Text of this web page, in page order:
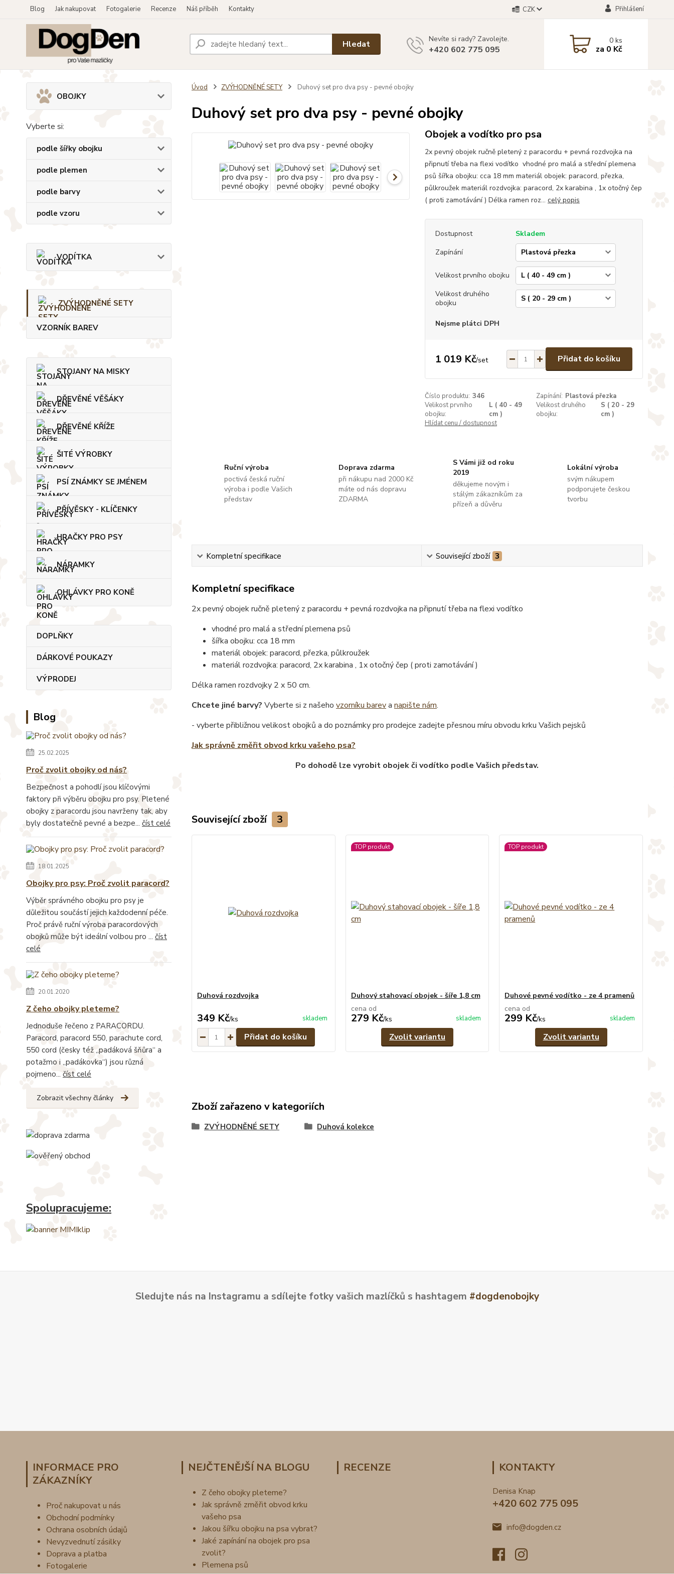
Blog Jak nakupovat Fotogalerie Recenze Náš příběh Kontakty CZK Přihlášení
Hledat Nevíte si rady? Zavolejte.
+420 602 775 095
0ks
za 0 Kč
OBOJKY
Vyberte si:
podle šířky obojku
podle plemen
podle barvy
podle vzoru
VODÍTKA
ZVÝHODNĚNÉ SETY
VZORNÍK BAREV
STOJANY NA MISKY
DŘEVĚNÉ VĚŠÁKY
DŘEVĚNÉ KŘÍŽE
ŠITÉ VÝROBKY
PSÍ ZNÁMKY SE JMÉNEM
PŘÍVĚSKY - KLÍČENKY
HRAČKY PRO PSY
NÁRAMKY
OHLÁVKY PRO KONĚ
DOPLŇKY
DÁRKOVÉ POUKAZY
VÝPRODEJ
Blog
25.02.2025
Proč zvolit obojky od nás?
Bezpečnost a pohodlí jsou klíčovými
faktory při výběru obojku pro psy. Pletené
obojky z paracordu jsou navrženy tak, aby
byly dostatečně pevné a bezpe... číst celé
18.01.2025
Obojky pro psy: Proč zvolit paracord?
Výběr správného obojku pro psy je
důležitou součástí jejich každodenní péče.
Proč právě ruční výroba paracordových
obojků může být ideální volbou pro ... číst
celé
20.01.2020
Z čeho obojky pleteme?
Jednoduše řečeno z PARACORDU.
Paracord, paracord 550, parachute cord,
550 cord (česky též „padáková šňůra“ a
potažmo i „padákovka“) jsou různá
pojmeno... číst celé
Zobrazit všechny články
Spolupracujeme:
Úvod ZVÝHODNĚNÉ SETY Duhový set pro dva psy - pevné obojky
Duhový set pro dva psy - pevné obojky
Obojek a vodítko pro psa
2x pevný obojek ručně pletený z paracordu + pevná rozdvojka na
připnutí třeba na flexi vodítko vhodné pro malá a střední plemena
psů šířka obojku: cca 18 mm materiál obojek: paracord, přezka,
půlkroužek materiál rozdvojka: paracord, 2x karabina , 1x otočný čep
( proti zamotávání ) Délka ramen roz... celý popis
Dostupnost
Skladem
Zapínání
Velikost prvního obojku
Velikost druhého
obojku
Nejsme plátci DPH
1 019 Kč/set Přidat do košíku
Číslo produktu: 346 Zapínání: Plastová přezka
Velikost prvního
obojku:
L ( 40 - 49
cm )
Velikost druhého
obojku:
S ( 20 - 29
cm )
Hlídat cenu / dostupnost
Ruční výroba
poctivá česká ruční
výroba i podle Vašich
představ
Doprava zdarma
při nákupu nad 2000 Kč
máte od nás dopravu
ZDARMA
S Vámi již od roku
2019
děkujeme novým i
stálým zákazníkům za
přízeň a důvěru
Lokální výroba
svým nákupem
podporujete českou
tvorbu
Kompletní specifikace Související zboží 3
Kompletní specifikace
2x pevný obojek ručně pletený z paracordu + pevná rozdvojka na připnutí třeba na flexi vodítko
vhodné pro malá a střední plemena psů
šířka obojku: cca 18 mm
materiál obojek: paracord, přezka, půlkroužek
materiál rozdvojka: paracord, 2x karabina , 1x otočný čep ( proti zamotávání )
Délka ramen rozdvojky 2 x 50 cm.
Chcete jiné barvy? Vyberte si z našeho vzorníku bareva napište nám.
- vyberte přibližnou velikost obojků a do poznámky pro prodejce zadejte přesnou míru obvodu krku Vašich pejsků
Jak správně změřit obvod krku vašeho psa?
Po dohodě lze vyrobit obojek či vodítko podle Vašich představ.
Související zboží 3
Duhová rozdvojka
349 Kč/ks skladem
Přidat do košíku
TOP produkt
Duhový stahovací obojek - šíře 1,8 cm
cena od
279 Kč/ks skladem
Zvolit variantu
TOP produkt
Duhové pevné vodítko - ze 4 pramenů
cena od
299 Kč/ks skladem
Zvolit variantu
Zboží zařazeno v kategoriích
ZVÝHODNĚNÉ SETY Duhová kolekce
Sledujte nás na Instagramu a sdílejte fotky vašich mazlíčků s hashtagem #dogdenobojky
INFORMACE PRO
ZÁKAZNÍKY
Proč nakupovat u nás
Obchodní podmínky
Ochrana osobních údajů
Nevyzvednutí zásilky
Doprava a platba
Fotogalerie
NEJČTENĚJŠÍ NA BLOGU
Z čeho obojky pleteme?
Jak správně změřit obvod krku
vašeho psa
Jakou šířku obojku na psa vybrat?
Jaké zapínání na obojek pro psa
zvolit?
Plemena psů
RECENZE KONTAKTY
Denisa Knap
+420 602 775 095
info@dogden.cz